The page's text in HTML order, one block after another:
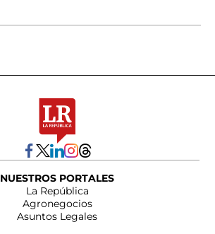
NUESTROS PORTALES
La República
Agronegocios
Asuntos Legales